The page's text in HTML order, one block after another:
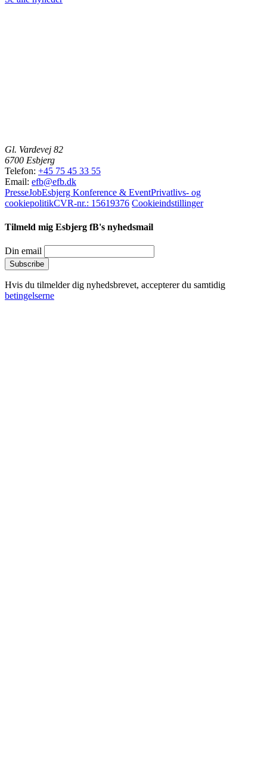
Gl. Vardevej 82
6700 Esbjerg
Telefon: +45 75 45 33 55
Email: efb@efb.dk
PresseJobEsbjerg Konference & EventPrivatlivs- og
cookiepolitikCVR-nr.: 15619376 Cookieindstillinger
Tilmeld mig Esbjerg fB's nyhedsmail
Din email
Hvis du tilmelder dig nyhedsbrevet, accepterer du samtidig
betingelserne